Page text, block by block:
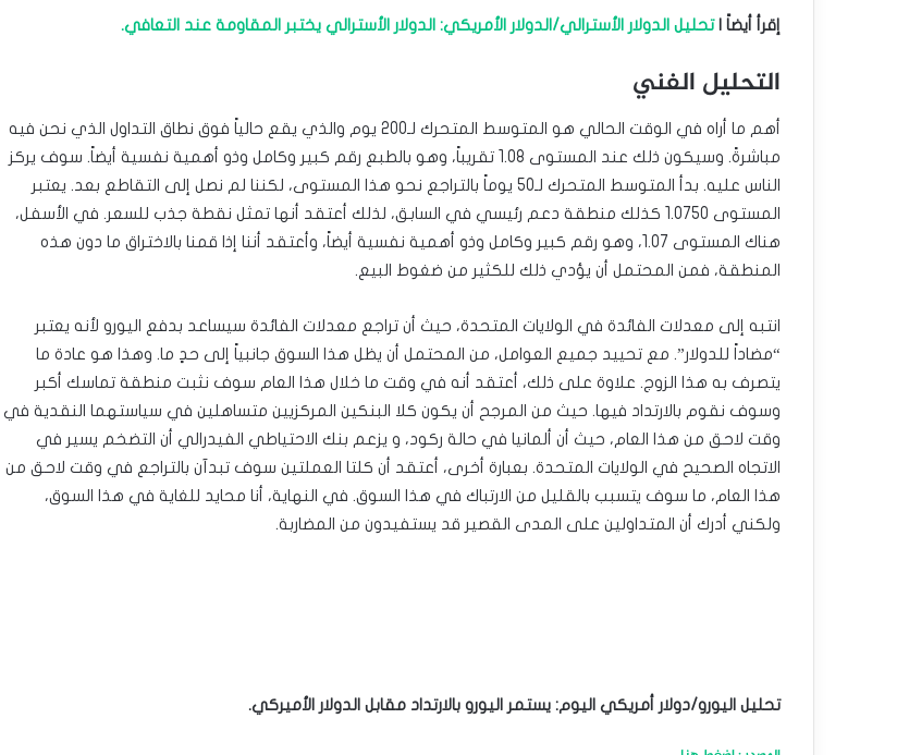
إقرأ أيضاً |تحليل الدولار الأسترالي/الدولار الأمريكي: الدولار الأسترالي يختبر المقاومة عند التعافي.
التحليل الفني
أهم ما أراه في الوقت الحالي هو المتوسط ​​المتحرك لـ200 يوم والذي يقع حالياً فوق نطاق التداول الذي نحن فيه
مباشرةً. وسيكون ذلك عند المستوى 1.08 تقريباً، وهو بالطبع رقم كبير وكامل وذو أهمية نفسية أيضاً. سوف يركز
الناس عليه. بدأ المتوسط ​​المتحرك لـ50 يوماً بالتراجع نحو هذا المستوى، لكننا لم نصل إلى التقاطع بعد. يعتبر
المستوى 1.0750 كذلك منطقة دعم رئيسي في السابق، لذلك أعتقد أنها تمثل نقطة جذب للسعر. في الأسفل،
هناك المستوى 1.07، وهو رقم كبير وكامل وذو أهمية نفسية أيضاً، وأعتقد أننا إذا قمنا بالاختراق ما دون هذه
المنطقة، فمن المحتمل أن يؤدي ذلك للكثير من ضغوط البيع.
انتبه إلى معدلات الفائدة في الولايات المتحدة، حيث أن تراجع معدلات الفائدة سيساعد بدفع اليورو لأنه يعتبر
“مضاداً للدولار”. مع تحييد جميع العوامل، من المحتمل أن يظل هذا السوق جانبياً إلى حدٍ ما. وهذا هو عادة ما
يتصرف به هذا الزوج. علاوة على ذلك، أعتقد أنه في وقت ما خلال هذا العام سوف نثبت منطقة تماسك أكبر
وسوف نقوم بالارتداد فيها. حيث من المرجح أن يكون كلا البنكين المركزيين متساهلين في سياستهما النقدية في
وقت لاحق من هذا العام، حيث أن ألمانيا في حالة ركود، و يزعم بنك الاحتياطي الفيدرالي أن التضخم يسير في
الاتجاه الصحيح في الولايات المتحدة. بعبارة أخرى، أعتقد أن كلتا العملتين سوف تبدآن بالتراجع في وقت لاحق من
هذا العام، ما سوف يتسبب بالقليل من الارتباك في هذا السوق. في النهاية، أنا محايد للغاية في هذا السوق،
ولكني أدرك أن المتداولين على المدى القصير قد يستفيدون من المضاربة.
تحليل اليورو/دولار أمريكي اليوم: يستمر اليورو بالارتداد مقابل الدولار الأميركي.